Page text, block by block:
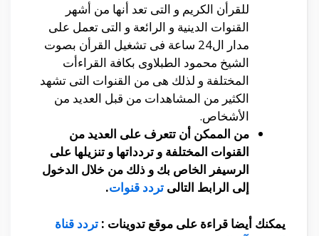
للقرأن الكريم و التى تعد أنها من أشهر
القنوات الدينية و الرائعة و التى تعمل على
مدار ال24 ساعة فى تشغيل القرأن بصوت
الشيخ محمود الطبلاوى بكافة القراءأت
المختلفة و لذلك هى من القنوات التى تشهد
الكثير من المشاهدات من قبل العديد من
الأشخاص.
من الممكن أن تتعرف على العديد من
القنوات المختلفة و تردداتها و تنزيلها على
الرسيفر الخاص بك و ذلك من خلال الدخول
إلى الرابط التالى تردد قنوات.
يمكنك أيضا قراءة على موقع تدوينات : تردد قناة